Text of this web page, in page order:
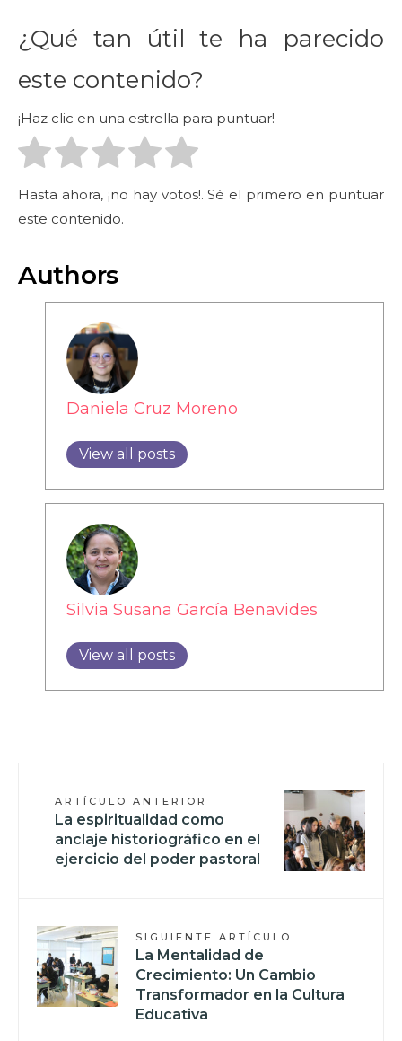
¿Qué tan útil te ha parecido
este contenido?
¡Haz clic en una estrella para puntuar!
Hasta ahora, ¡no hay votos!. Sé el primero en puntuar
este contenido.
Authors
Daniela Cruz Moreno
View all posts
Silvia Susana García Benavides
View all posts
ARTÍCULO ANTERIOR
La espiritualidad como
anclaje historiográfico en el
ejercicio del poder pastoral
SIGUIENTE ARTÍCULO
La Mentalidad de
Crecimiento: Un Cambio
Transformador en la Cultura
Educativa